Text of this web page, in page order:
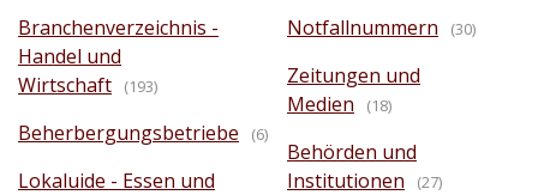
Branchenverzeichnis -
Handel und
Wirtschaft
(193)
Beherbergungsbetriebe (6)
Lokaluide - Essen und
Notfallnummern (30)
Zeitungen und
Medien
(18)
Behörden und
Institutionen
(27)